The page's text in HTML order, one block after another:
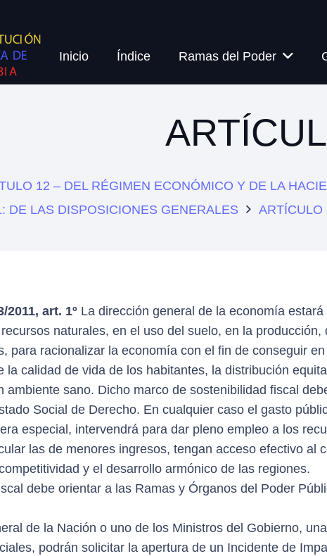
Inicio Índice Ramas del Poder
12 – DEL RÉGIMEN ECONÓMICO Y DE LA
DE LAS DISPOSICIONES GENERALES
ARTÍCULO
2011, art. 1º La dirección general de la economía
naturales, en el uso del suelo, en la
para racionalizar la economía con el fin de conseguir
la calidad de vida de los habitantes, la distribución
ambiente sano. Dicho marco de sostenibilidad fiscal
Social de Derecho. En cualquier caso el gasto
especial, intervendrá para dar pleno empleo a los
las de menores ingresos, tengan acceso efectivo
y el desarrollo armónico de las regiones.
debe orientar a las Ramas y Órganos del Poder
de la Nación o uno de los Ministros del Gobierno,
podrán solicitar la apertura de un Incidente de